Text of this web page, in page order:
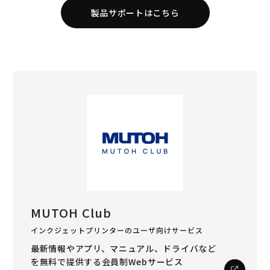
製品サポートはこちら
MUTOH Club
インクジェットプリンターのユーザ向けサービス
最新情報やアプリ、マニュアル、ドライバなど
を無料で提供する会員制Webサービス